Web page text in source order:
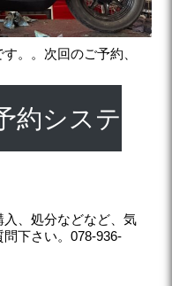
。。次回のご予約、
約システ
、処分などなど、気
下さい。078-936-